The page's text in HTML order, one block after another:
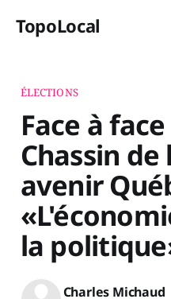
TopoLocal
ÉLECTIONS
Face à
Chassin
avenir
la
Charles Michaud